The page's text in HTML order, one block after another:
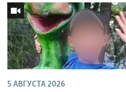
5 АВГУСТА 2026